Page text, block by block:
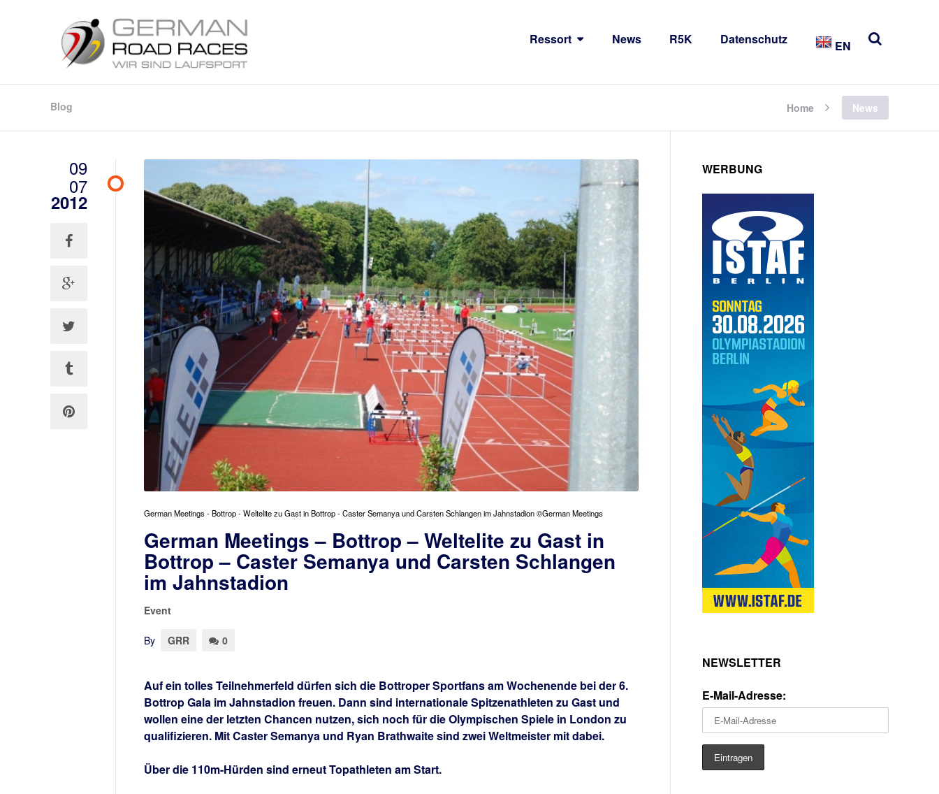
Ressort News R5K Datenschutz EN
Blog Home News
09
07
2012
German Meetings - Bottrop - Weltelite zu Gast in Bottrop - Caster Semanya und Carsten Schlangen im Jahnstadion ©German Meetings
German Meetings – Bottrop – Weltelite zu Gast in
Bottrop – Caster Semanya und Carsten Schlangen
im Jahnstadion
Event
By GRR 0
Auf ein tolles Teilnehmerfeld dürfen sich die Bottroper Sportfans am Wochenende bei der 6.
Bottrop Gala im Jahnstadion freuen. Dann sind internationale Spitzenathleten zu Gast und
wollen eine der letzten Chancen nutzen, sich noch für die Olympischen Spiele in London zu
qualifizieren. Mit Caster Semanya und Ryan Brathwaite sind zwei Weltmeister mit dabei.
Über die 110m-Hürden sind erneut Topathleten am Start.
WERBUNG
NEWSLETTER
E-Mail-Adresse: